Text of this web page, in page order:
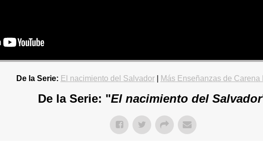
De la Serie: El nacimiento del Salvador| Más Enseñanzas de Carena
De la Serie: "El nacimiento del Salvador